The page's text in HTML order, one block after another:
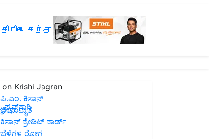
சந்தா
on Krishi Jagran
ಪಿ.ಎಂ. ಕಿಸಾನ್
ಜೀವಾಮೃತ
ಕಿಸಾನ್ ಕ್ರೇಡಿಟ್ ಕಾರ್ಡ್
ಬೆಳೆಗಳ ರೋಗ